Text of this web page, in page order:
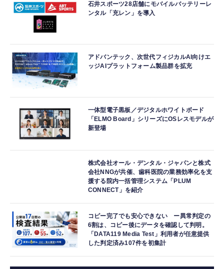
石井スポーツ28店舗にモバイルバッテリーレ
ンタル「充レン」を導入
アドバンテック、次世代フィジカルAI向けエ
ッジAIプラットフォーム製品群を拡充
一体型電子黒板／デジタルホワイトボード
「ELMO Board」シリーズにOSレスモデルが
新登場
株式会社オール・デンタル・ジャパンと株式
会社NNGが共催、歯科医院の業務効率化を支
援する院内一括管理システム「PLUM
CONNECT」を紹介
コピー完了でも安心できない ー異常判定の
6割は、コピー後にデータを確認して判明。
「DATA119 Media Test」利用者が任意提供
した判定済み107件を初集計